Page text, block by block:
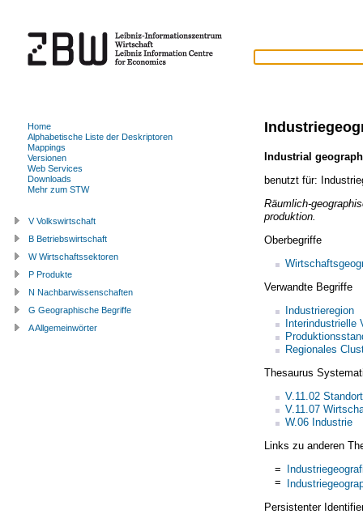
Industrial
benutzt für:
Räumlich-
produktion.
Oberbegriffe
Verwandte Begriffe
Industrieregion
Interindustrielle
Regionales
Thesaurus
V.11.02
V.11.07
W.06 Industrie
Links zu anderen
=
=
Persistenter
Home
Alphabetische Liste der Deskriptoren
Mappings
Versionen
Web Services
Downloads
Mehr zum STW
V Volkswirtschaft
B Betriebswirtschaft
W Wirtschaftssektoren
P Produkte
N Nachbarwissenschaften
G Geographische Begriffe
A Allgemeinwörter